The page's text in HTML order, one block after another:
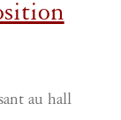
au hall